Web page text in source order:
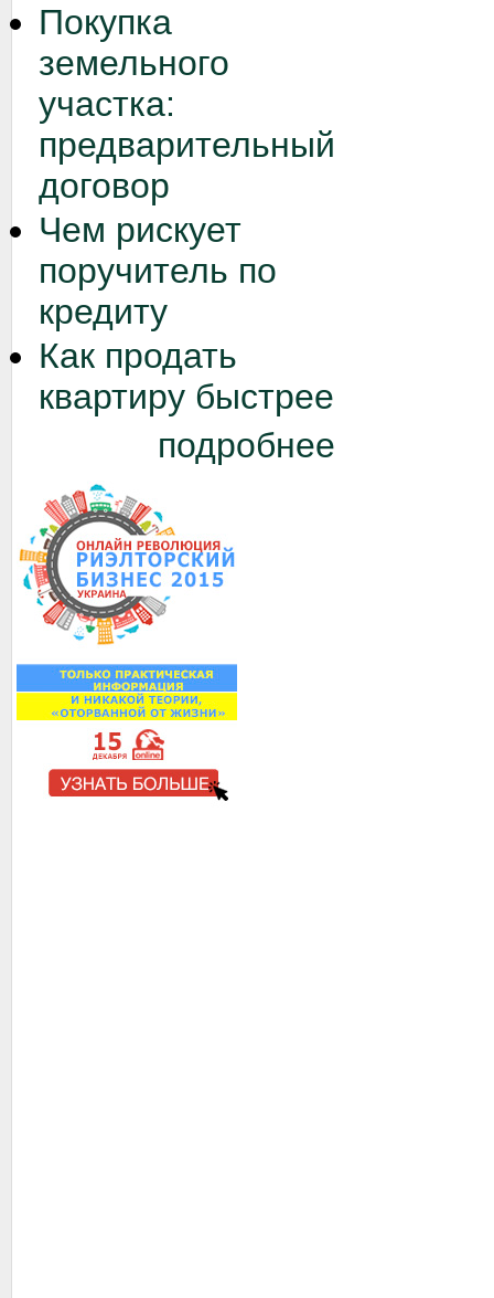
Покупка
земельного
участка:
предварительный
договор
Чем рискует
поручитель по
кредиту
Как продать
квартиру быстрее
подробнее